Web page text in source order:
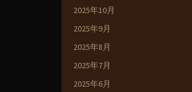
2025年10月
2025年9月
2025年8月
2025年7月
2025年6月